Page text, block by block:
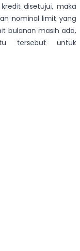
disetujui, maka
nominal limit yang
bulanan masih ada,
tersebut untuk